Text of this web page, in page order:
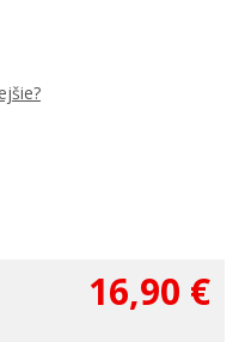
16,90 €